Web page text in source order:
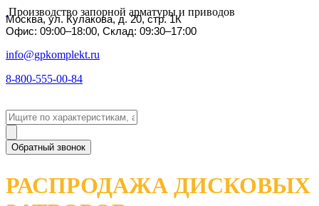
Производство запорной арматуры и приводов
Москва, ул. Кулакова, д. 20, стр. 1К
Офис: 09:00–18:00, Склад: 09:30–17:00
info@gpkomplekt.ru
8-800-555-00-84
Обратный звонок
РАСПРОДАЖА ДИСКОВЫХ